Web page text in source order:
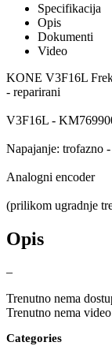
Specifikacija
Opis
Dokumenti
Video
KONE V3F16L
- reparirani
V3F16L -
Napajanje: trofazno
Analogni encoder
(prilikom ugradnje
Opis
–
Trenutno nema
Trenutno nema
Categories